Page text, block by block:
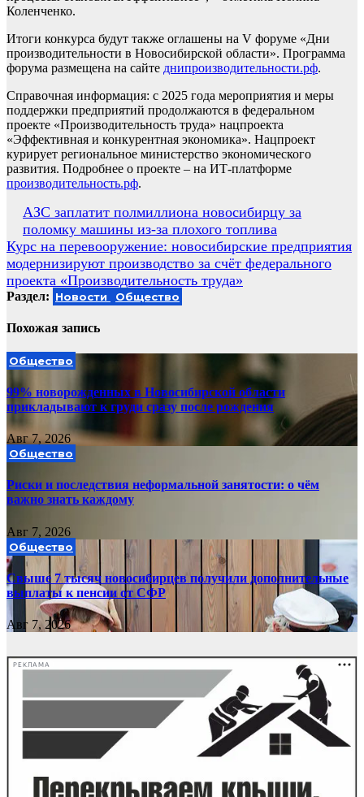
Коленченко.
Итоги конкурса будут также оглашены на V форуме «Дни
производительности в Новосибирской области». Программа
форума размещена на сайте днипроизводительности.рф.
Справочная информация: с 2025 года мероприятия и меры
поддержки предприятий продолжаются в федеральном
проекте «Производительность труда» нацпроекта
«Эффективная и конкурентная экономика». Нацпроект
курирует региональное министерство экономического
развития. Подробнее о проекте – на ИТ-платформе
производительность.рф.
Навигация
по
записям
АЗС заплатит полмиллиона новосибирцу за
поломку машины из-за плохого топлива
Курс на перевооружение: новосибирские предприятия
модернизируют производство за счёт федерального
проекта «Производительность труда»
Раздел: Новости Общество
Похожая запись
Общество
99% новорожденных в Новосибирской области
прикладывают к груди сразу после рождения
Авг 7, 2026
Общество
Риски и последствия неформальной занятости: о чём
важно знать каждому
Авг 7, 2026
Общество
Свыше 7 тысяч новосибирцев получили дополнительные
выплаты к пенсии от СФР
Авг 7, 2026
РЕКЛАМА